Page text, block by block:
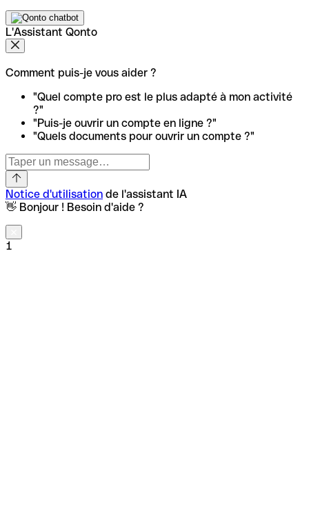
L'Assistant Qonto
Comment puis-je vous aider ?
"Quel compte pro est le plus adapté à mon activité
?"
"Puis-je ouvrir un compte en ligne ?"
"Quels documents pour ouvrir un compte ?"
Notice d'utilisation de l'assistant IA
👋 Bonjour ! Besoin d'aide ?
1